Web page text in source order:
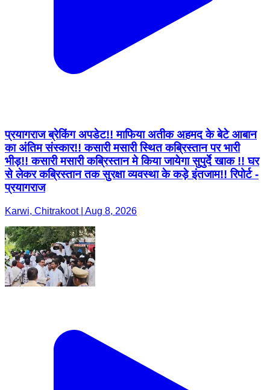
प्रयागराज ब्रेकिंग अपडेट!! माफिया अतीक अहमद के बेटे आबान
का अंतिम संस्कार!! कसारी मसारी स्थित कब्रिस्तान पर भारी
भीड़!! कसारी मसारी कब्रिस्तान मे किया जायेगा सुपुर्दे खाक !! घर
से लेकर कब्रिस्तान तक सुरक्षा व्यवस्था के कड़े इंतजाम!! रिपोर्ट -
प्रयागराज
Karwi, Chitrakoot | Aug 8, 2026